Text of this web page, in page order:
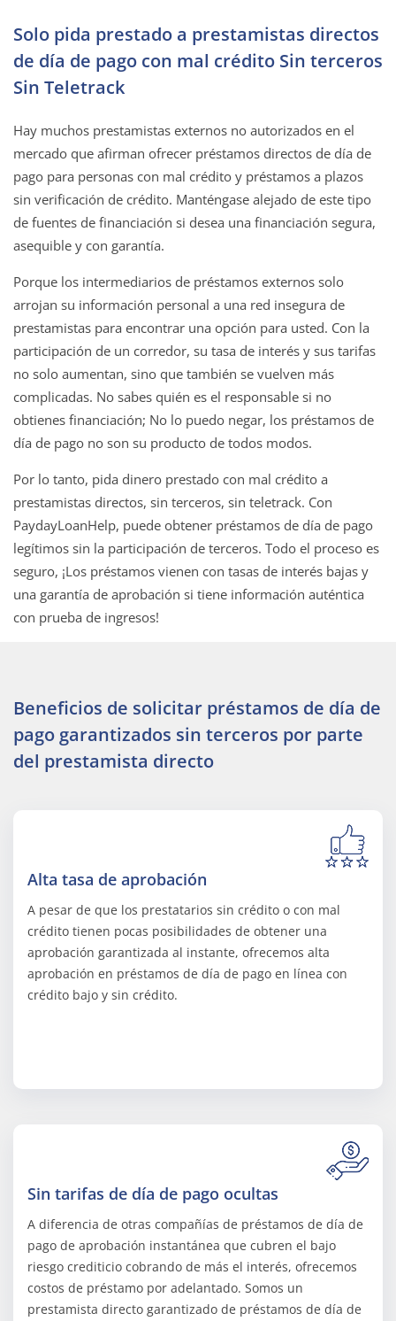
Solo pida prestado a prestamistas directos
de día de pago con mal crédito Sin terceros
Sin Teletrack
Hay muchos prestamistas externos no autorizados en el
mercado que afirman ofrecer préstamos directos de día de
pago para personas con mal crédito y préstamos a plazos
sin verificación de crédito. Manténgase alejado de este tipo
de fuentes de financiación si desea una financiación segura,
asequible y con garantía.
Porque los intermediarios de préstamos externos solo
arrojan su información personal a una red insegura de
prestamistas para encontrar una opción para usted. Con la
participación de un corredor, su tasa de interés y sus tarifas
no solo aumentan, sino que también se vuelven más
complicadas. No sabes quién es el responsable si no
obtienes financiación; No lo puedo negar, los préstamos de
día de pago no son su producto de todos modos.
Por lo tanto, pida dinero prestado con mal crédito a
prestamistas directos, sin terceros, sin teletrack. Con
PaydayLoanHelp, puede obtener préstamos de día de pago
legítimos sin la participación de terceros. Todo el proceso es
seguro, ¡Los préstamos vienen con tasas de interés bajas y
una garantía de aprobación si tiene información auténtica
con prueba de ingresos!
Beneficios de solicitar préstamos de día de
pago garantizados sin terceros por parte
del prestamista directo
Alta tasa de aprobación
A pesar de que los prestatarios sin crédito o con mal
crédito tienen pocas posibilidades de obtener una
aprobación garantizada al instante, ofrecemos alta
aprobación en préstamos de día de pago en línea con
crédito bajo y sin crédito.
Sin tarifas de día de pago ocultas
A diferencia de otras compañías de préstamos de día de
pago de aprobación instantánea que cubren el bajo
riesgo crediticio cobrando de más el interés, ofrecemos
costos de préstamo por adelantado. Somos un
prestamista directo garantizado de préstamos de día de